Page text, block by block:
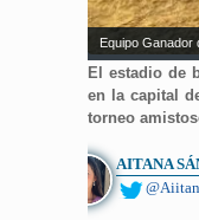
Equipo Ganador
El estadio de
en la capital
torneo
AITANA